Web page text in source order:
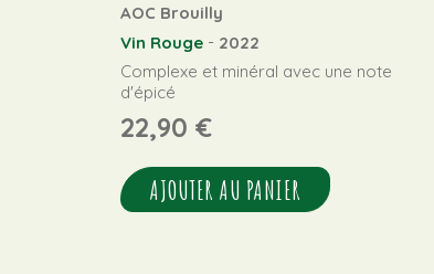
AOC Brouilly
Vin Rouge - 2022
Complexe et minéral avec une note
d'épicé
22,90 €
AJOUTER AU PANIER